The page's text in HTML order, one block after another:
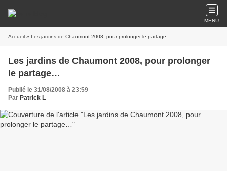
MENU
Accueil » Les jardins de Chaumont 2008, pour prolonger le partage…
Les jardins de Chaumont 2008, pour prolonger
le partage…
Publié le 31/08/2008 à 23:59
Par Patrick L